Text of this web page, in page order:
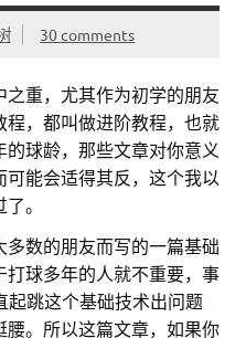
30 comments
重，尤其作为初学的朋友
，都叫做进阶教程，也就
球龄，那些文章对你意义
能会适得其反，这个我以
。
数的朋友而写的一篇基础
球多年的人就不重要，事
起跳这个基础技术出问题
。所以这篇文章，如果你